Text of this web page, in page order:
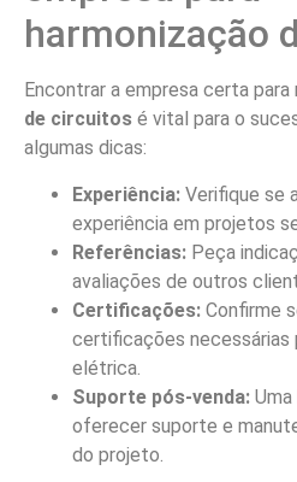
Os principais benefícios
de energia, a melhoria da
proteção dos equipamentos
elétricas.
3. Como a
agricultura?
A harmonização garante um
energia, essencial para o
agrícolas, o que melhora a
operações rurais.
4. A harmonização é
todas as áreas
Embora a necessidade varie, a